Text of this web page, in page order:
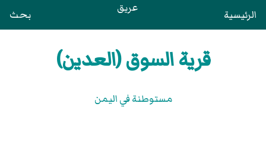
الرئيسية عريق بحث
قرية السوق (العدين)
مستوطنة في اليمن